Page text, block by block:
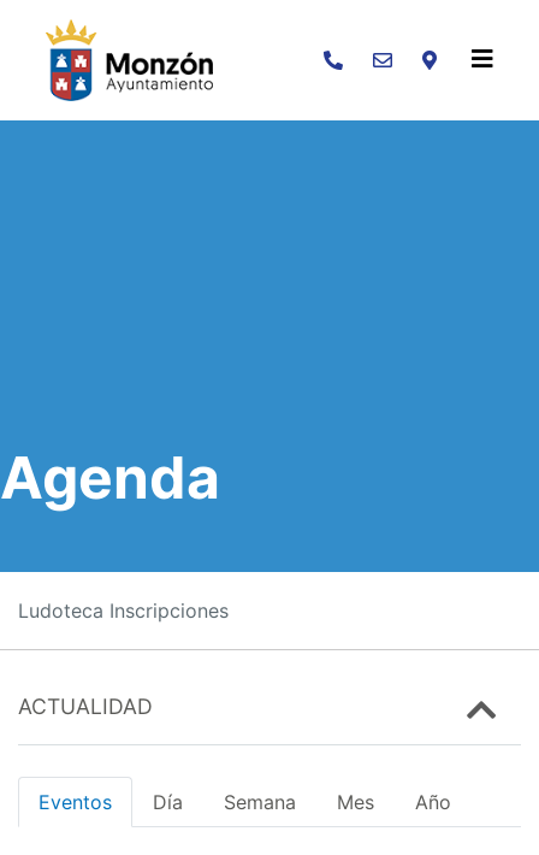
Buscar
Agenda
Ludoteca Inscripciones
ACTUALIDAD
Eventos Día Semana Mes Año